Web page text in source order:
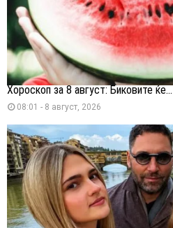
Хороскоп за 8 август: Биковите ќе...
08:01 - 8 август, 2026